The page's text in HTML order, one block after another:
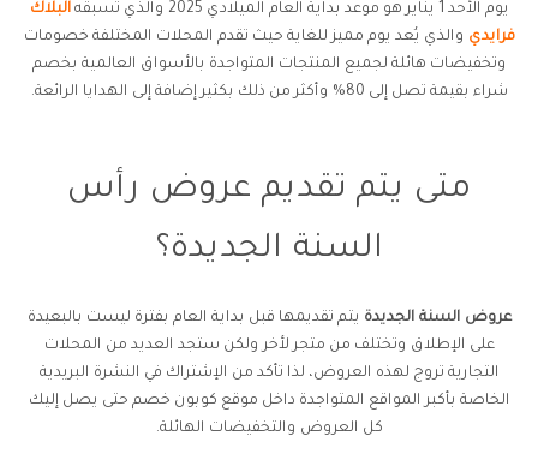
يوم الأحد 1 يناير هو موعد بداية العام الميلادي 2025 والذي تسبقه
البلاك
فرايدي والذي يُعد يوم مميز للغاية حيث تقدم المحلات المختلفة خصومات
وتخفيضات هائلة لجميع المنتجات المتواجدة بالأسواق العالمية بخصم
شراء بقيمة تصل إلى 80% وأكثر من ذلك بكثير إضافة إلى الهدايا الرائعة.
متى يتم تقديم عروض رأس
السنة الجديدة؟
عروض السنة الجديدة يتم تقديمها قبل بداية العام بفترة ليست بالبعيدة
على الإطلاق وتختلف من متجر لأخر ولكن ستجد العديد من المحلات
التجارية تروج لهذه العروض، لذا تأكد من الإشتراك في النشرة البريدية
الخاصة بأكبر المواقع المتواجدة داخل موقع كوبون خصم حتى يصل إليك
كل العروض والتخفيضات الهائلة.